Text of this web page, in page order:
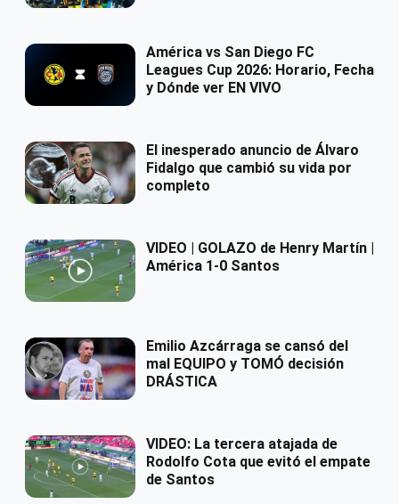
América vs San Diego FC
Leagues Cup 2026: Horario, Fecha
y Dónde ver EN VIVO
El inesperado anuncio de Álvaro
Fidalgo que cambió su vida por
completo
VIDEO | GOLAZO de Henry Martín |
América 1-0 Santos
Emilio Azcárraga se cansó del
mal EQUIPO y TOMÓ decisión
DRÁSTICA
VIDEO: La tercera atajada de
Rodolfo Cota que evitó el empate
de Santos